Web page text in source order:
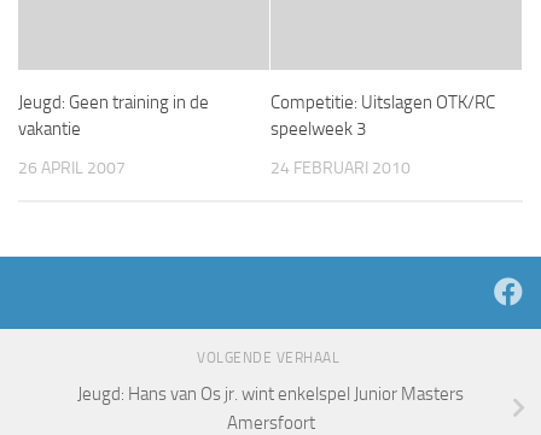
Jeugd: Geen training in de
vakantie
26 APRIL 2007
Competitie: Uitslagen OTK/RC
speelweek 3
24 FEBRUARI 2010
VOLGENDE VERHAAL
Jeugd: Hans van Os jr. wint enkelspel Junior Masters
Amersfoort